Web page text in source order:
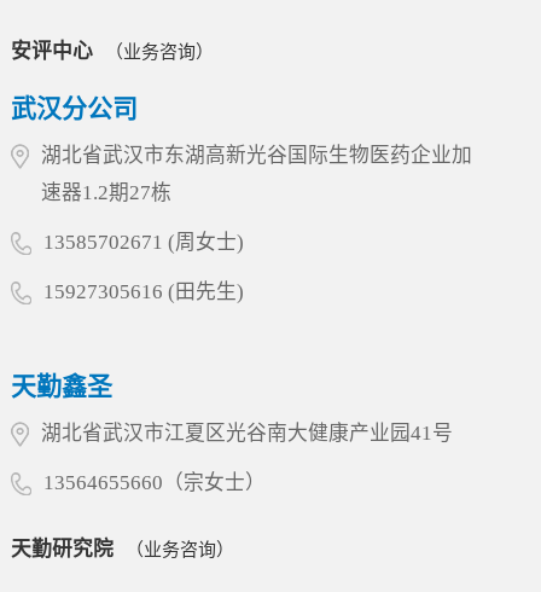
安评中心 （业务咨询）
武汉分公司
湖北省武汉市东湖高新光谷国际生物医药企业加
速器1.2期27栋
13585702671 (周女士)
15927305616 (田先生)
天勤鑫圣
湖北省武汉市江夏区光谷南大健康产业园41号
13564655660（宗女士）
天勤研究院 （业务咨询）